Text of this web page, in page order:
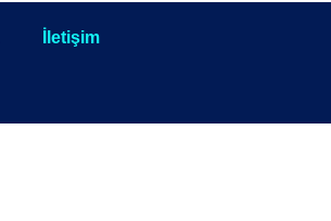
İletişim